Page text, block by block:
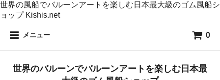
世界の風船でバルーンアートを楽しむ日本最大級のゴム風船シ
ョップ Kishis.net
メニュー 0
世界のバルーンでバルーンアートを楽しむ日本最